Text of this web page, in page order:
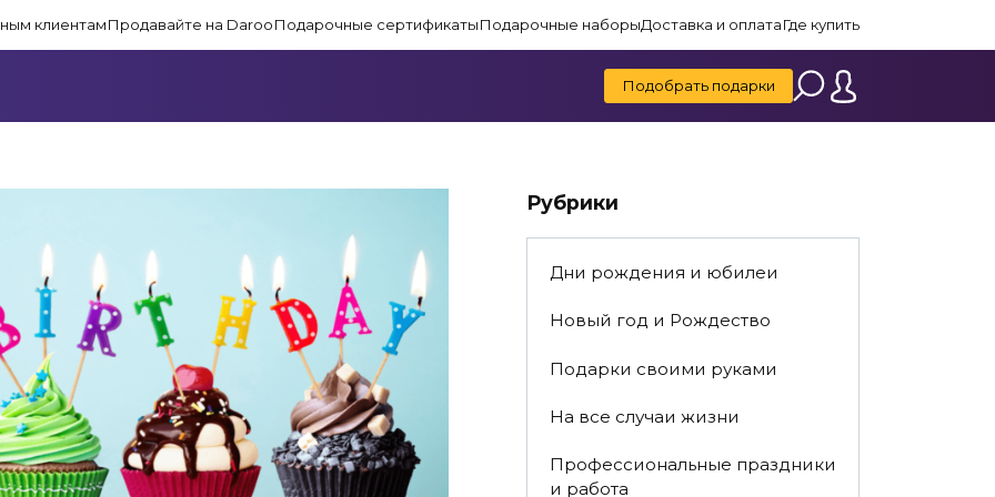
клиентамПродавайте на DarooПодарочные сертификатыПодарочные наборыДоставка и оплатаГде купить
Подобрать подарки
Рубрики
Дни рождения и юбилеи
Новый год и Рождество
Подарки своими руками
На все случаи жизни
Профессиональные праздники
и работа